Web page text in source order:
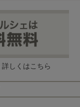
詳しくはこちら